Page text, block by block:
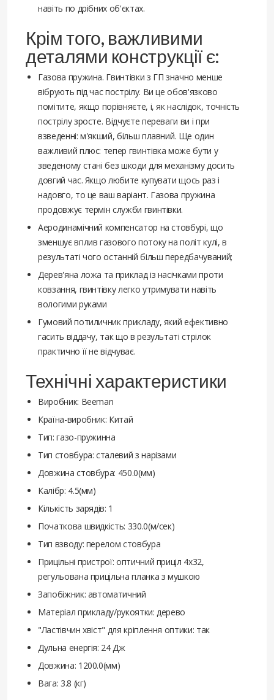
навіть по дрібних об'єктах.
Крім того, важливими
деталями конструкції є:
Газова пружина. Гвинтівки з ГП значно менше
вібрують під час пострілу. Ви це обов'язково
помітите, якщо порівняєте, і, як наслідок, точність
пострілу зросте. Відчуєте переваги ви і при
взведенні: м'якший, більш плавний. Ще один
важливий плюс: тепер гвинтівка може бути у
зведеному стані без шкоди для механізму досить
довгий час. Якщо любите купувати щось раз і
надовго, то це ваш варіант. Газова пружина
продовжує термін служби гвинтівки.
Аеродинамічний компенсатор на стовбурі, що
зменшує вплив газового потоку на політ кулі, в
результаті чого останній більш передбачуваний;
Дерев'яна ложа та приклад із насічками проти
ковзання, гвинтівку легко утримувати навіть
вологими руками
Гумовий потиличник прикладу, який ефективно
гасить віддачу, так що в результаті стрілок
практично її не відчуває.
Технічні характеристики
Виробник: Beeman
Країна-виробник: Китай
Тип: газо-пружинна
Тип стовбура: сталевий з нарізами
Довжина стовбура: 450.0(мм)
Калібр: 4.5(мм)
Кількість зарядів: 1
Початкова швидкість: 330.0(м/сек)
Тип взводу: перелом стовбура
Прицільні пристрої: оптичний приціл 4х32,
регульована прицільна планка з мушкою
Запобіжник: автоматичний
Матеріал прикладу/рукоятки: дерево
"Ластівчин хвіст" для кріплення оптики: так
Дульна енергія: 24 Дж
Довжина: 1200.0(мм)
Вага: 3.8 (кг)